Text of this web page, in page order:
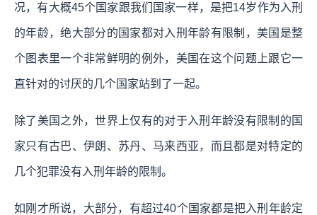
况，有大概45个国家跟我们国家一样，是把14岁作为入刑
的年龄，绝大部分的国家都对入刑年龄有限制，美国是整
个图表里一个非常鲜明的例外，美国在这个问题上跟它一
直针对的讨厌的几个国家站到了一起。
除了美国之外，世界上仅有的对于入刑年龄没有限制的国
家只有古巴、伊朗、苏丹、马来西亚，而且都是对特定的
几个犯罪没有入刑年龄的限制。
如刚才所说，大部分，有超过40个国家都是把入刑年龄定